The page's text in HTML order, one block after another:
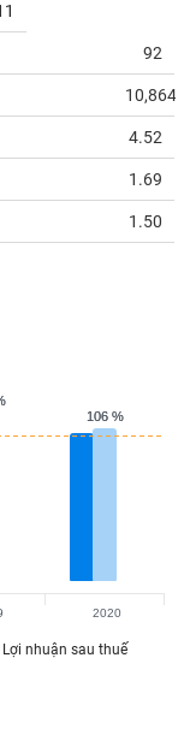
92
10,864
4.52
1.69
1.50
106 %
106 %
Lợi nhuận sau thuế
2020